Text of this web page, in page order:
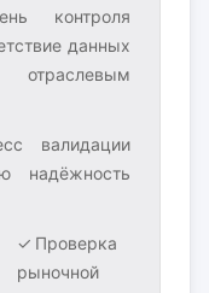
контроля
данных
валидации
надёжность
✓ Проверка
рыночной